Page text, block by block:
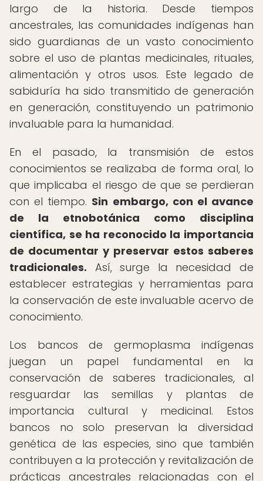
largo de la historia. Desde tiempos
ancestrales, las comunidades indígenas han
sido guardianas de un vasto conocimiento
sobre el uso de plantas medicinales, rituales,
alimentación y otros usos. Este legado de
sabiduría ha sido transmitido de generación
en generación, constituyendo un patrimonio
invaluable para la humanidad.
En el pasado, la transmisión de estos
conocimientos se realizaba de forma oral, lo
que implicaba el riesgo de que se perdieran
con el tiempo. Sin embargo, con el avance
de la etnobotánica como disciplina
científica, se ha reconocido la importancia
de documentar y preservar estos saberes
tradicionales. Así, surge la necesidad de
establecer estrategias y herramientas para
la conservación de este invaluable acervo de
conocimiento.
Los bancos de germoplasma indígenas
juegan un papel fundamental en la
conservación de saberes tradicionales, al
resguardar las semillas y plantas de
importancia cultural y medicinal. Estos
bancos no solo preservan la diversidad
genética de las especies, sino que también
contribuyen a la protección y revitalización de
prácticas ancestrales relacionadas con el